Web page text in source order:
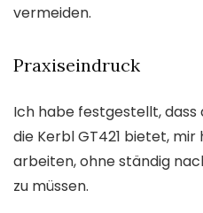
vermeiden.
Praxiseindruck
Ich habe festgestellt, dass
die Kerbl GT421 bietet,
arbeiten, ohne ständig
zu müssen.